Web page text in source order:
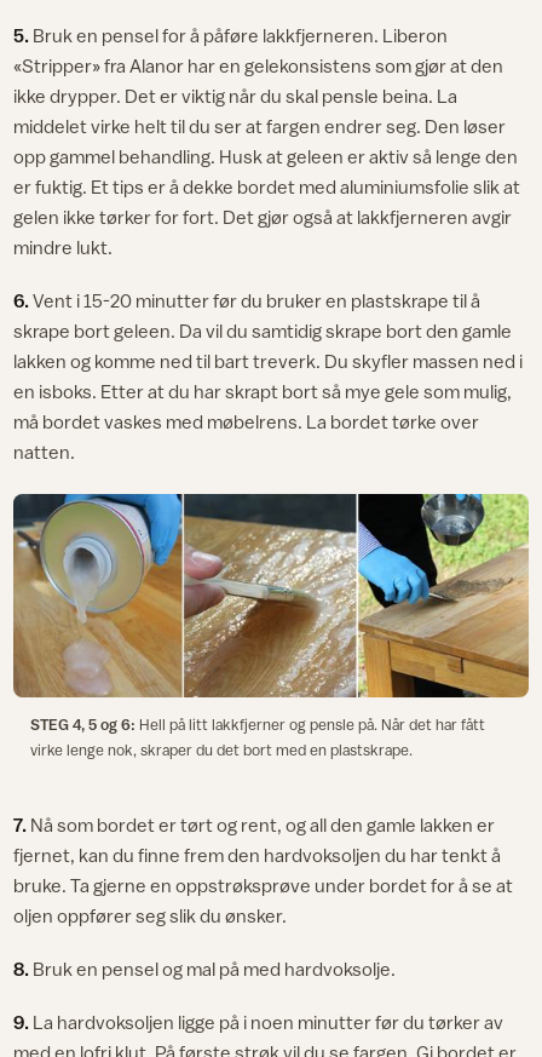
5. Bruk en pensel for å påføre lakkfjerneren. Liberon
«Stripper» fra Alanor har en gelekonsistens som gjør at den
ikke drypper. Det er viktig når du skal pensle beina. La
middelet virke helt til du ser at fargen endrer seg. Den løser
opp gammel behandling. Husk at geleen er aktiv så lenge den
er fuktig. Et tips er å dekke bordet med aluminiumsfolie slik at
gelen ikke tørker for fort. Det gjør også at lakkfjerneren avgir
mindre lukt.
6.Vent i 15-20 minutter før du bruker en plastskrape til å
skrape bort geleen. Da vil du samtidig skrape bort den gamle
lakken og komme ned til bart treverk. Du skyfler massen ned i
en isboks. Etter at du har skrapt bort så mye gele som mulig,
må bordet vaskes med møbelrens. La bordet tørke over
natten.
STEG 4, 5 og 6: Hell på litt lakkfjerner og pensle på. Når det har fått
virke lenge nok, skraper du det bort med en plastskrape.
7. Nå som bordet er tørt og rent, og all den gamle lakken er
fjernet, kan du finne frem den hardvoksoljen du har tenkt å
bruke. Ta gjerne en oppstrøksprøve under bordet for å se at
oljen oppfører seg slik du ønsker.
8. Bruk en pensel og mal på med hardvoksolje.
9. La hardvoksoljen ligge på i noen minutter før du tørker av
med en lofri klut. På første strøk vil du se fargen. Gi bordet er